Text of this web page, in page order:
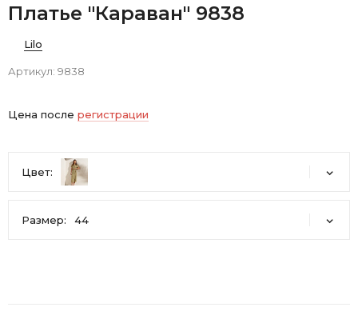
Платье "Караван" 9838
Lilo
Артикул: 9838
Цена после регистрации
Цвет:
Размер: 44